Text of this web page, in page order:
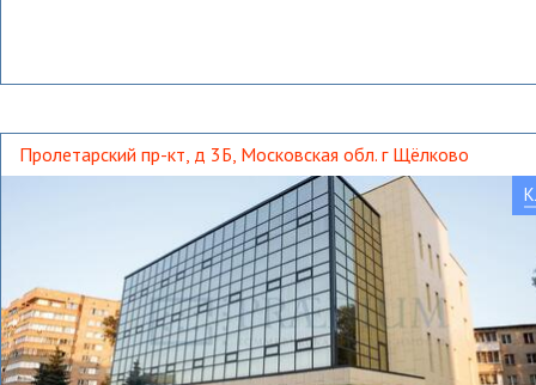
Пролетарский пр-кт, д 3Б, Московская обл. г Щёлково